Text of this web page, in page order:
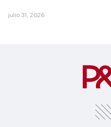
julio 31, 2026